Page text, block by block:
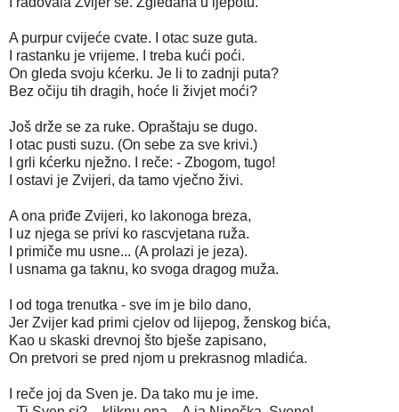
A purpur cvijeće cvate. I otac suze guta.
I rastanku je vrijeme. I treba kući poći.
On gleda svoju kćerku. Je li to zadnji puta?
Bez očiju tih dragih, hoće li živjet moći?
Još drže se za ruke. Opraštaju se dugo.
I otac pusti suzu. (On sebe za sve krivi.)
I grli kćerku nježno. I reče: - Zbogom, tugo!
I ostavi je Zvijeri, da tamo vječno živi.
A ona priđe Zvijeri, ko lakonoga breza,
I uz njega se privi ko rascvjetana ruža.
I primiče mu usne... (A prolazi je jeza).
I usnama ga taknu, ko svoga dragog muža.
I od toga trenutka - sve im je bilo dano,
Jer Zvijer kad primi cjelov od lijepog, ženskog bića,
Kao u skaski drevnoj što bješe zapisano,
On pretvori se pred njom u prekrasnog mladića.
I reče joj da Sven je. Da tako mu je ime.